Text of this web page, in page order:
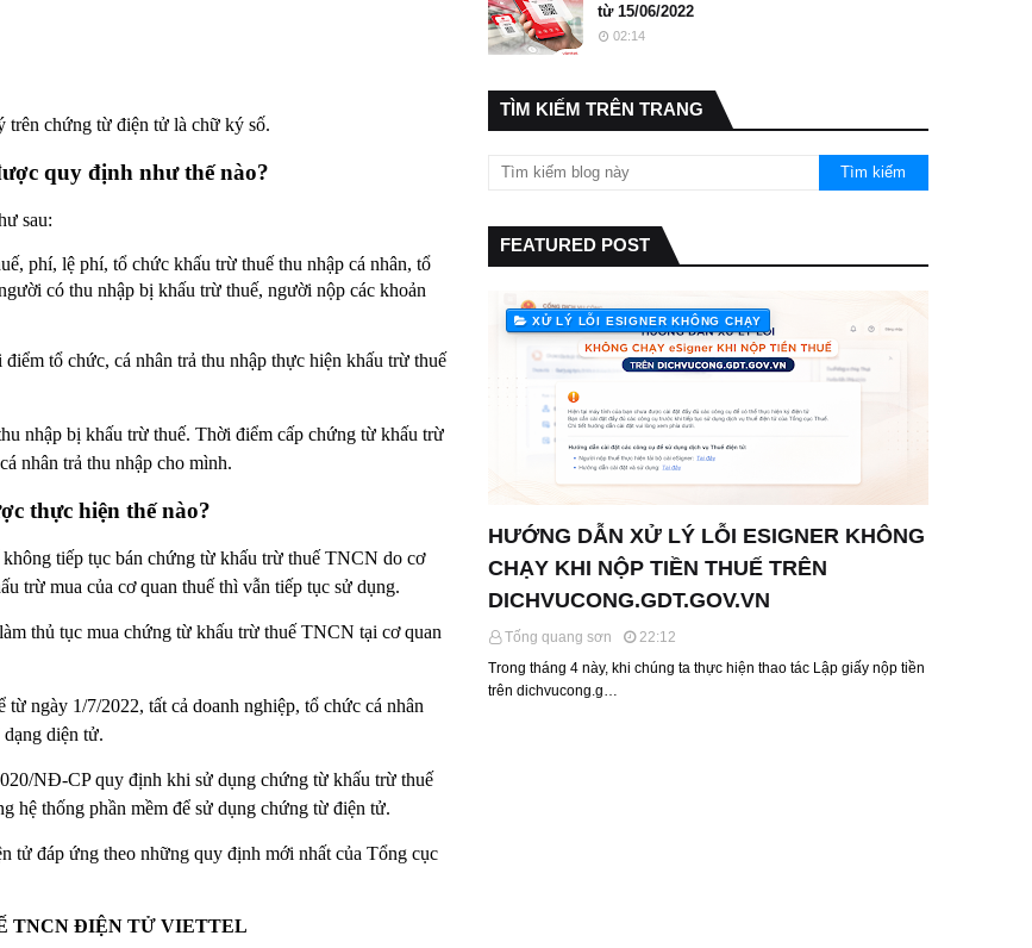
chứng từ điện tử là chữ ký số.
quy định như thế nào?
sau:
phí, lệ phí, tổ chức khấu trừ thuế thu nhập cá nhân, tổ
có thu nhập bị khấu trừ thuế, người nộp các khoản
tổ chức, cá nhân trả thu nhập thực hiện khấu trừ thuế
nhập bị khấu trừ thuế. Thời điểm cấp chứng từ khấu trừ
nhân trả thu nhập cho mình.
thực hiện thế nào?
tiếp tục bán chứng từ khấu trừ thuế TNCN do cơ
trừ mua của cơ quan thuế thì vẫn tiếp tục sử dụng.
thủ tục mua chứng từ khấu trừ thuế TNCN tại cơ quan
ngày 1/7/2022, tất cả doanh nghiệp, tổ chức cá nhân
diện tử.
NĐ-CP quy định khi sử dụng chứng từ khấu trừ thuế
thống phần mềm để sử dụng chứng từ điện tử.
đáp ứng theo những quy định mới nhất của Tổng cục
TNCN ĐIỆN TỬ VIETTEL
từ 15/06/2022
02:14
TÌM KIẾM TRÊN TRANG
FEATURED POST
XỬ LÝ LỖI ESIGNER KHÔNG CHẠY
HƯỚNG DẪN XỬ LÝ LỖI ESIGNER KHÔNG
CHẠY KHI NỘP TIỀN THUẾ TRÊN
DICHVUCONG.GDT.GOV.VN
Tống quang sơn
22:12
Trong tháng 4 này, khi chúng ta thực hiện thao tác Lập giấy nộp tiền
trên dichvucong.g…